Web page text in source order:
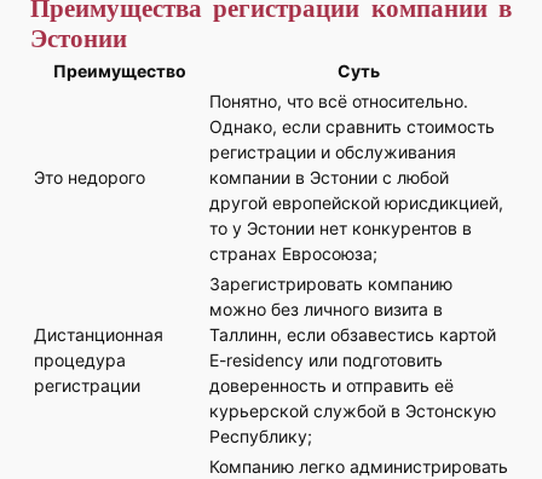
Преимущества регистрации компании в
Эстонии
Преимущество Суть
Это недорого
Понятно, что всё относительно.
Однако, если сравнить стоимость
регистрации и обслуживания
компании в Эстонии с любой
другой европейской юрисдикцией,
то у Эстонии нет конкурентов в
странах Евросоюза;
Дистанционная
процедура
регистрации
Зарегистрировать компанию
можно без личного визита в
Таллинн, если обзавестись картой
E-residency или подготовить
доверенность и отправить её
курьерской службой в Эстонскую
Республику;
Компанию легко администрировать